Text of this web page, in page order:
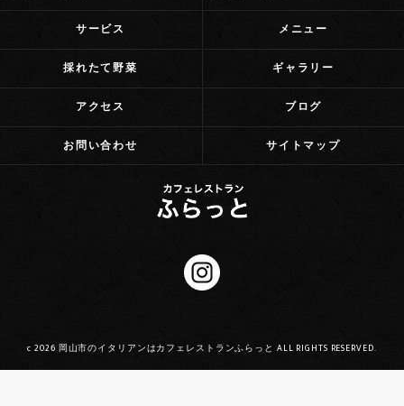
サービス メニュー
採れたて野菜 ギャラリー
アクセス ブログ
お問い合わせ サイトマップ
c 2026 岡山市のイタリアンはカフェレストランふらっと ALL RIGHTS RESERVED.